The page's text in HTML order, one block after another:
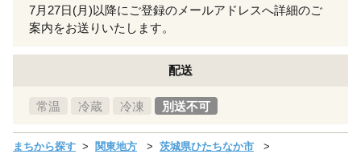
7月27日(月)以降にご登録のメールアドレスへ詳細のご
案内をお送りいたします。
配送
常温 冷蔵 冷凍 別送不可
まちから探す 関東地方
茨城県ひたちなか市